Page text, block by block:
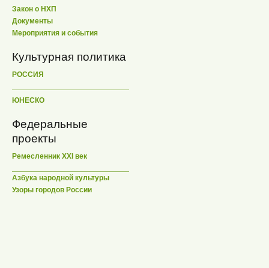
Закон о НХП
Документы
Мероприятия и события
Культурная политика
РОССИЯ
ЮНЕСКО
Федеральные
проекты
Ремесленник XXI век
Азбука народной культуры
Узоры городов России